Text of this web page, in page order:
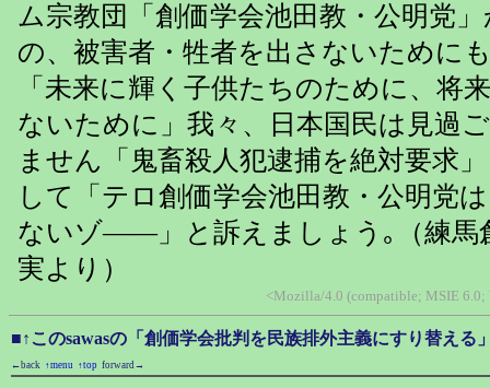
ム宗教団「創価学会池田教・公明党
の、被害者・牲者を出さないために
「未来に輝く子供たちのために、将
ないために」我々、日本国民は見過
ません「鬼畜殺人犯逮捕を絶対要求
して「テロ創価学会池田教・公明党
ないゾ――」と訴えましょう｡（練馬
実より）
<Mozilla/4.0 (compatible; MSIE 6.0;
■↑このsawasの「創価学会批判を民族排外主義にすり替える
←back ↑menu ↑top forward→